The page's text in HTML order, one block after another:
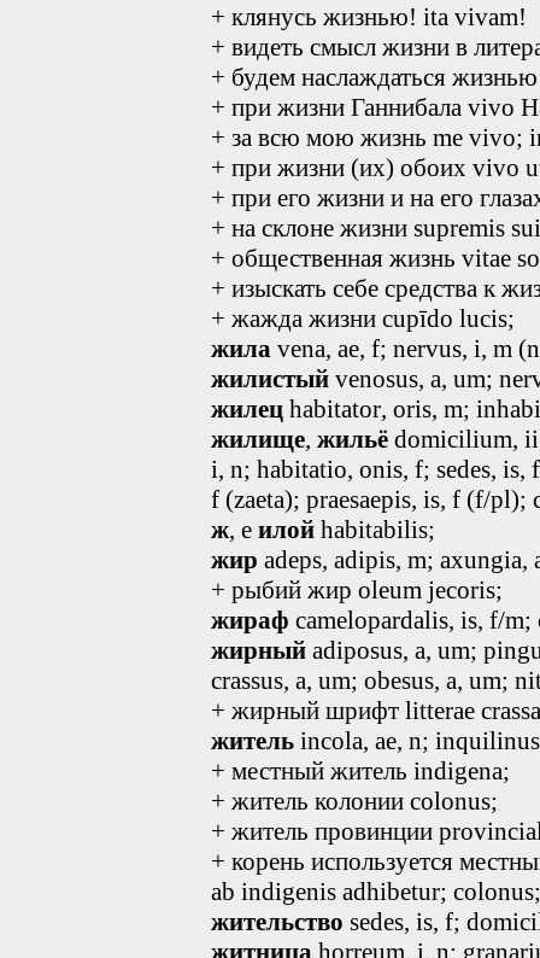
+ клянусь жизнью! ita vivam!
+ видеть смысл жизни в
+ будем наслаждаться
+ при жизни Ганнибала vivo
+ за всю мою жизнь me vivo;
+ при жизни (их) обоих vivo
+ при его жизни и на его
+ на склоне жизни supremis
+ общественная жизнь vitae
+ изыскать себе средства к
+ жажда жизни cupīdo lucis;
жила vena, ae, f; nervus, i, m
жилистый venosus, a, um;
жилец habitator, oris, m;
жилище, жильё domicilium,
i, n; habitatio, onis, f; sedes, is,
f (zaeta); praesaepis, is, f (f/pl);
ж, e илой habitabilis;
жир adeps, adipis, m; axungia,
+ рыбий жир oleum jecoris;
жираф camelopardalis, is, f/m;
жирный adiposus, a, um;
crassus, a, um; obesus, a, um;
+ жирный шрифт litterae
житель incola, ae, n;
+ местный житель indigena;
+ житель колонии colonus;
+ житель провинции
+ корень используется
ab indigenis adhibetur; colonus;
жительство sedes, is, f;
житница horreum, i, n;